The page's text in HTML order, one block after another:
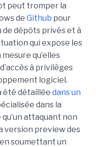
peut tromper la
de Github pour
de dépôts privés et à
qui expose les
qu’elles
à privilèges
logiciel.
été détaillée dans un
dans la
attaquant non
version preview des
soumettant un